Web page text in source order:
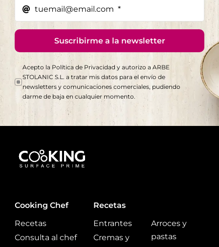
Suscribirme a la newsletter
Acepto la Política de Privacidad y autorizo a ARBE
STOLANIC S.L. a tratar mis datos para el envío de
newsletters y comunicaciones comerciales, pudiendo
darme de baja en cualquier momento.
Cooking Chef
Recetas
Consulta al chef
Recetas
Entrantes
Cremas y
Arroces y
pastas